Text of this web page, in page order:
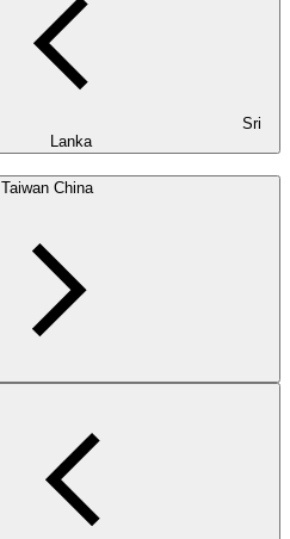
Lanka
Taiwan China